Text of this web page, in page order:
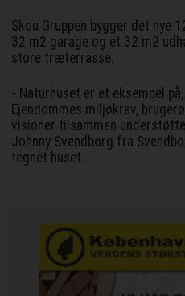
Skou Gruppen bygger det nye
32 m2 garage og et 32 m2
store træterrasse.
- Naturhuset er et eksempel
Ejendommes miljøkrav,
visioner tilsammen
Johnny Svendborg fra
tegnet huset.